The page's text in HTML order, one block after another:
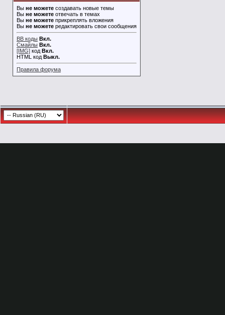
Вы не можете создавать новые темы
Вы не можете отвечать в темах
Вы не можете прикреплять вложения
Вы не можете редактировать свои сообщения
BB коды Вкл.
Смайлы Вкл.
[IMG] код Вкл.
HTML код Выкл.
Правила форума